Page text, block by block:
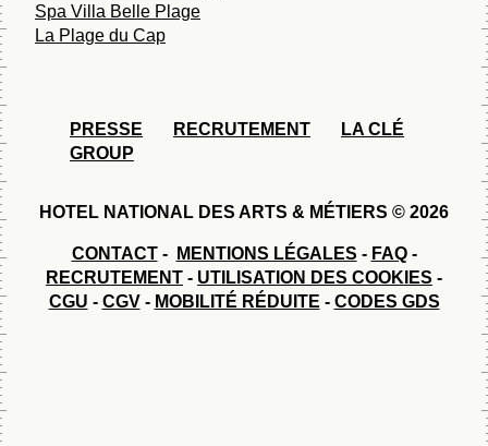
Spa Villa Belle Plage
La Plage du Cap
PRESSE RECRUTEMENT
LA CLÉ
GROUP
HOTEL NATIONAL DES ARTS & MÉTIERS © 2026
CONTACT- MENTIONS LÉGALES - FAQ-
RECRUTEMENT - UTILISATION DES COOKIES -
CGU - CGV- MOBILITÉ RÉDUITE - CODES GDS